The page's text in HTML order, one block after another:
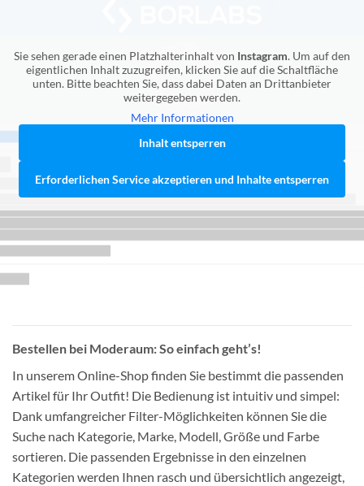
Sie sehen gerade einen Platzhalterinhalt von Instagram. Um auf den
eigentlichen Inhalt zuzugreifen, klicken Sie auf die Schaltfläche
unten. Bitte beachten Sie, dass dabei Daten an Drittanbieter
weitergegeben werden.
Mehr Informationen
Inhalt entsperren
Erforderlichen Service akzeptieren und Inhalte entsperren
Bestellen bei Moderaum: So einfach geht’s!
In unserem Online-Shop finden Sie bestimmt die passenden
Artikel für Ihr Outfit! Die Bedienung ist intuitiv und simpel:
Dank umfangreicher Filter-Möglichkeiten können Sie die
Suche nach Kategorie, Marke, Modell, Größe und Farbe
sortieren. Die passenden Ergebnisse in den einzelnen
Kategorien werden Ihnen rasch und übersichtlich angezeigt,